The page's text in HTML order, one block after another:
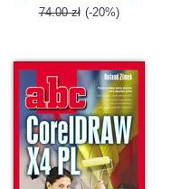
74.00 zł (-20%)